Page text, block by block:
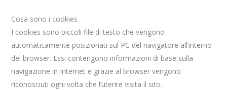
Cosa sono i cookies
I cookies sono piccoli file di testo che vengono
automaticamente posizionati sul PC del navigatore all’interno
del browser. Essi contengono informazioni di base sulla
navigazione in Internet e grazie al browser vengono
riconosciuti ogni volta che l’utente visita il sito.